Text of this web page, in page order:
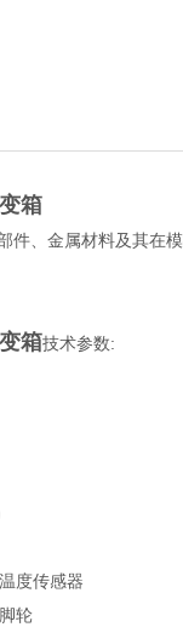
箱
件、金属材料及其在
箱技术参数:
度传感器
轮